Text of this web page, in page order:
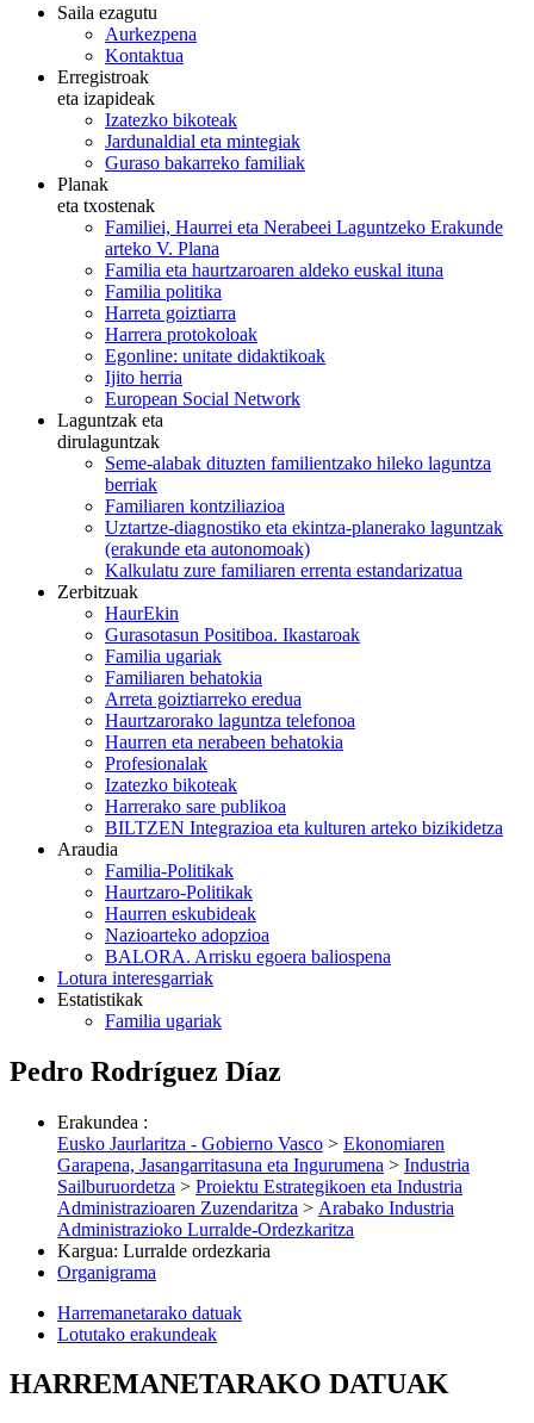
Saila ezagutu
Aurkezpena
Kontaktua
Erregistroak
eta izapideak
Izatezko bikoteak
Jardunaldial eta mintegiak
Guraso bakarreko familiak
Planak
eta txostenak
Familiei, Haurrei eta Nerabeei Laguntzeko Erakunde
arteko V. Plana
Familia eta haurtzaroaren aldeko euskal ituna
Familia politika
Harreta goiztiarra
Harrera protokoloak
Egonline: unitate didaktikoak
Ijito herria
European Social Network
Laguntzak eta
dirulaguntzak
Seme-alabak dituzten familientzako hileko laguntza
berriak
Familiaren kontziliazioa
Uztartze-diagnostiko eta ekintza-planerako laguntzak
(erakunde eta autonomoak)
Kalkulatu zure familiaren errenta estandarizatua
Zerbitzuak
HaurEkin
Gurasotasun Positiboa. Ikastaroak
Familia ugariak
Familiaren behatokia
Arreta goiztiarreko eredua
Haurtzarorako laguntza telefonoa
Haurren eta nerabeen behatokia
Profesionalak
Izatezko bikoteak
Harrerako sare publikoa
BILTZEN Integrazioa eta kulturen arteko bizikidetza
Araudia
Familia-Politikak
Haurtzaro-Politikak
Haurren eskubideak
Nazioarteko adopzioa
BALORA. Arrisku egoera baliospena
Lotura interesgarriak
Estatistikak
Familia ugariak
Pedro Rodríguez Díaz
Erakundea :
Eusko Jaurlaritza - Gobierno Vasco > Ekonomiaren
Garapena, Jasangarritasuna eta Ingurumena > Industria
Sailburuordetza > Proiektu Estrategikoen eta Industria
Administrazioaren Zuzendaritza > Arabako Industria
Administrazioko Lurralde-Ordezkaritza
Kargua: Lurralde ordezkaria
Organigrama
Harremanetarako datuak
Lotutako erakundeak
HARREMANETARAKO DATUAK